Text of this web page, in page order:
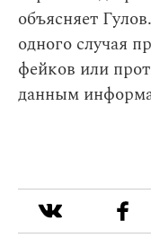
объясняет
одного случая
фейков или
данным